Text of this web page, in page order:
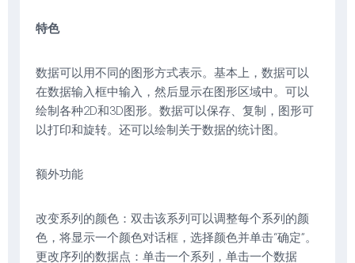
特色
数据可以用不同的图形方式表示。基本上，数据可以
在数据输入框中输入，然后显示在图形区域中。可以
绘制各种2D和3D图形。数据可以保存、复制，图形可
以打印和旋转。还可以绘制关于数据的统计图。
额外功能
改变系列的颜色：双击该系列可以调整每个系列的颜
色，将显示一个颜色对话框，选择颜色并单击“确定”。
更改序列的数据点：单击一个系列，单击一个数据